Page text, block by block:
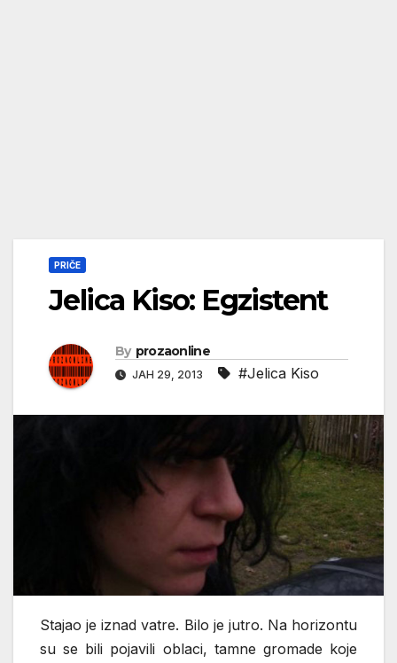
PRIČE
Jelica Kiso: Egzistent
By prozaonline
ЈАН 29, 2013 #Jelica Kiso
Stajao je iznad vatre. Bilo je jutro. Na horizontu
su se bili pojavili oblaci, tamne gromade koje